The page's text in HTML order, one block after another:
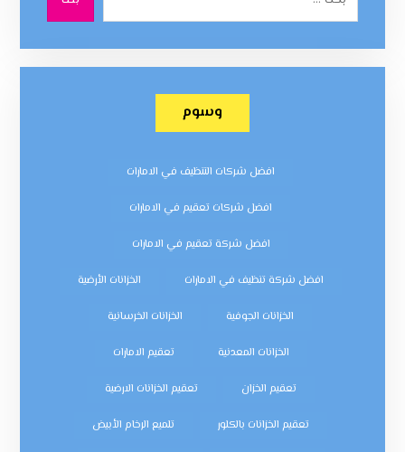
وسوم
افضل شركات التنظيف في الامارات
افضل شركات تعقيم في الامارات
افضل شركة تعقيم في الامارات
افضل شركة تنظيف في الامارات الخزانات الأرضية
الخزانات الجوفية الخزانات الخرسانية
الخزانات المعدنية تعقيم الامارات
تعقيم الخزان تعقيم الخزانات الارضية
تعقيم الخزانات بالكلور تلميع الرخام الأبيض